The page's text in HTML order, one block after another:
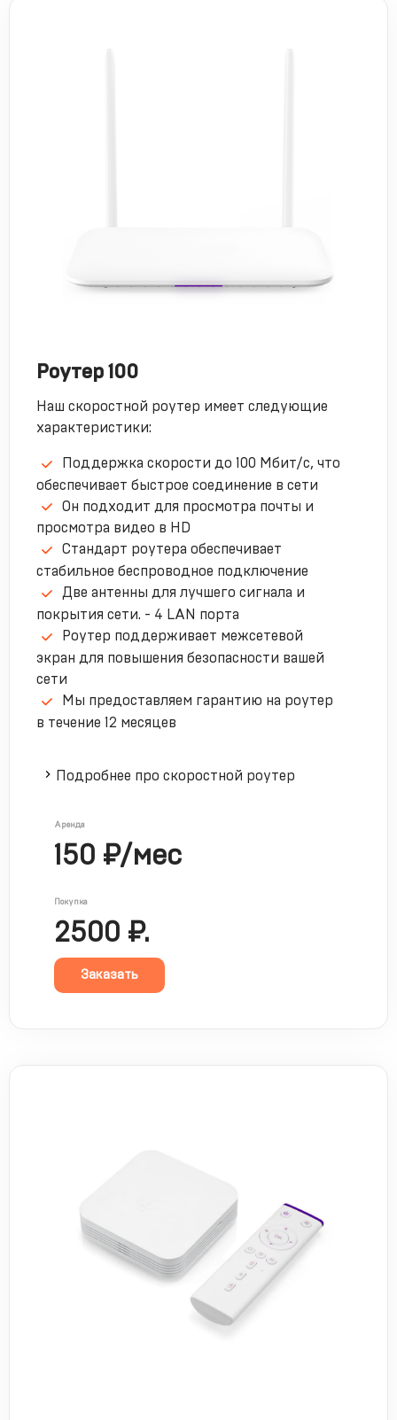
Роутер 100
Наш скоростной роутер имеет следующие
характеристики:
Поддержка скорости до 100 Мбит/с, что
обеспечивает быстрое соединение в сети
Он подходит для просмотра почты и
просмотра видео в HD
Стандарт роутера обеспечивает
стабильное беспроводное подключение
Две антенны для лучшего сигнала и
покрытия сети. - 4 LAN порта
Роутер поддерживает межсетевой
экран для повышения безопасности вашей
сети
Мы предоставляем гарантию на роутер
в течение 12 месяцев
Подробнее про скоростной роутер
Аренда
150 ₽/мес
Покупка
2500 ₽.
Заказать